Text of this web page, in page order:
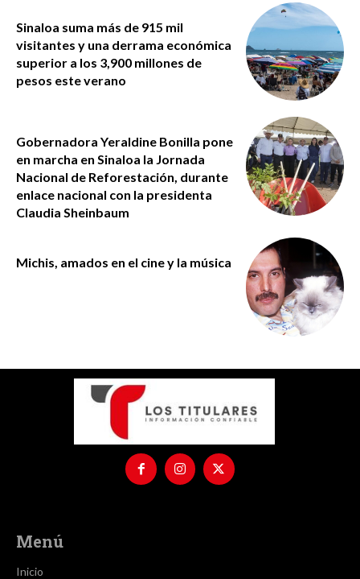
Sinaloa suma más de 915 mil
visitantes y una derrama económica
superior a los 3,900 millones de
pesos este verano
Gobernadora Yeraldine Bonilla pone
en marcha en Sinaloa la Jornada
Nacional de Reforestación, durante
enlace nacional con la presidenta
Claudia Sheinbaum
Michis, amados en el cine y la música
Menú
Inicio